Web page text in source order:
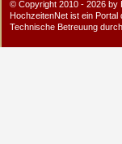
© Copyright 2010 - 2026 by
HochzeitenNet ist ein Portal
Technische Betreuung durch